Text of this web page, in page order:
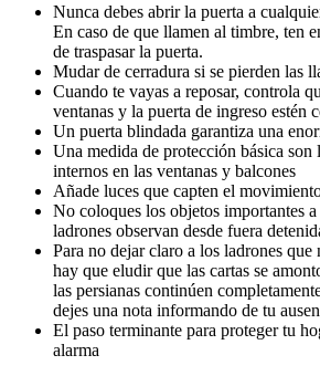
Nunca debes abrir la puerta a
En caso de que llamen al timbre, ten
de traspasar la puerta.
Mudar de cerradura si se pierden las
Cuando te vayas a reposar, controla
ventanas y la puerta de ingreso estén
Un puerta blindada garantiza una
Una medida de protección básica son
internos en las ventanas y balcones
Añade luces que capten el
No coloques los objetos importantes
ladrones observan desde fuera
Para no dejar claro a los ladrones que
hay que eludir que las cartas se
las persianas continúen
dejes una nota informando de tu
El paso terminante para proteger tu
alarma